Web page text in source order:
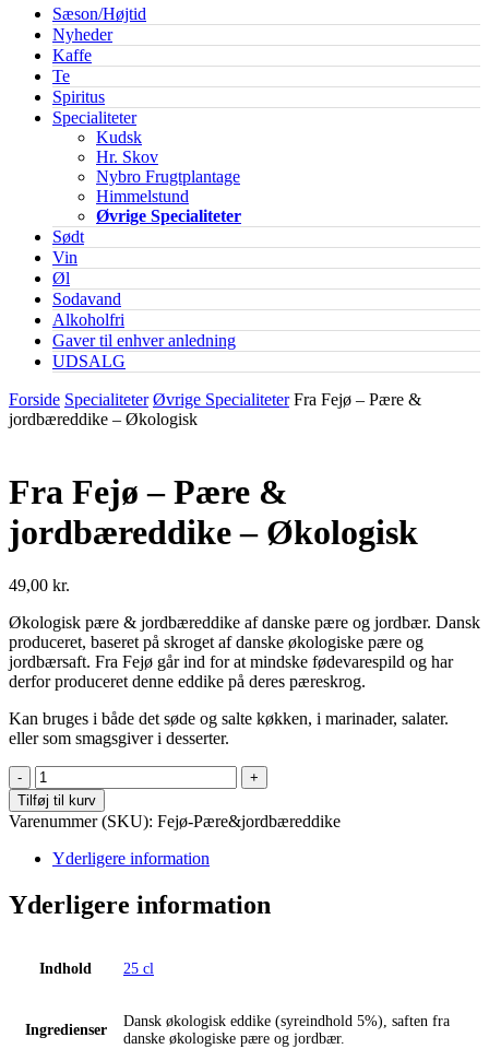
Sæson/Højtid
Nyheder
Kaffe
Te
Spiritus
Specialiteter
Kudsk
Hr. Skov
Nybro Frugtplantage
Himmelstund
Øvrige Specialiteter
Sødt
Vin
Øl
Sodavand
Alkoholfri
Gaver til enhver anledning
UDSALG
Forside Specialiteter Øvrige Specialiteter Fra Fejø – Pære &
jordbæreddike – Økologisk
Fra Fejø – Pære &
jordbæreddike – Økologisk
49,00 kr.
Økologisk pære & jordbæreddike af danske pære og jordbær. Dansk
produceret, baseret på skroget af danske økologiske pære og
jordbærsaft. Fra Fejø går ind for at mindske fødevarespild og har
derfor produceret denne eddike på deres pæreskrog.
Kan bruges i både det søde og salte køkken, i marinader, salater.
eller som smagsgiver i desserter.
Fra
Fejø
-
Pære
&
jordbæreddike
-
Økologisk
Tilføj til kurv
Varenummer (SKU): Fejø-Pære&jordbæreddike
Yderligere information
Yderligere information
Indhold 25 cl
Ingredienser
Dansk økologisk eddike (syreindhold 5%), saften fra
danske økologiske pære og jordbær.